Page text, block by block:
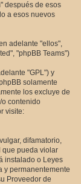
después de esos
a esos nuevos
adelante "ellos",
"phpBB Teams")
"GPL") y
solamente
los excluye de
o contenido
visite:
difamatorio,
que pueda violar
instalado o Leyes
y permanentemente
Proveedor de